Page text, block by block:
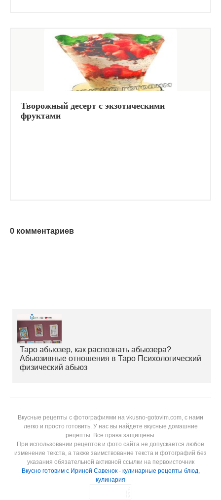
Творожный десерт с экзотическими
фруктами
0 комментариев
Таро абьюзер, как распознать абьюзера?
Абьюзивные отношения в Таро Психологический
физический абьюз
Вкусные рецепты с фотографиями на vkusno-gotovim.com, с нами
легко и просто готовить. У нас вы найдете вкусные домашние
рецепты. Все права защищены.
При использовании рецептов и фото сайта не допускается любое
изменение текста, а также заимствование текста и фотографий без
указания обязательной активной ссылки на первоисточник
Вкусно готовим с Ириной Савенок - кулинарные рецепты блюд,
кулинария